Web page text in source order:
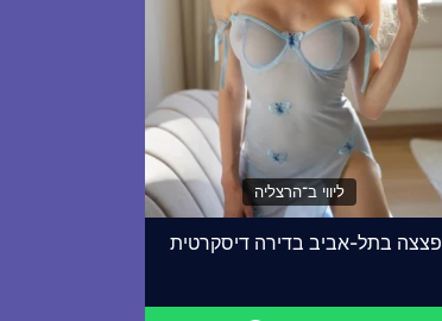
ליווי ב־הרצליה
פצצה בתל-אביב בדירה דיסקרטית